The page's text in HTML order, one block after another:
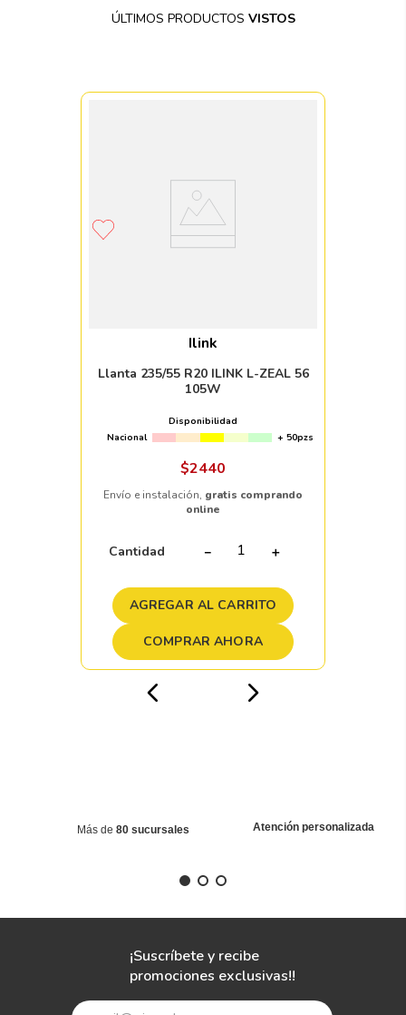
ÚLTIMOS PRODUCTOS VISTOS
Ilink
Llanta 235/55 R20 ILINK L-ZEAL 56
105W
Disponibilidad
Nacional
+ 50pzs
$2440
Envío e instalación, gratis comprando
online
Cantidad ＋
－
AGREGAR AL CARRITO
COMPRAR AHORA
Más de 80 sucursales Atención personalizada
¡Suscríbete y recibe
promociones exclusivas!!